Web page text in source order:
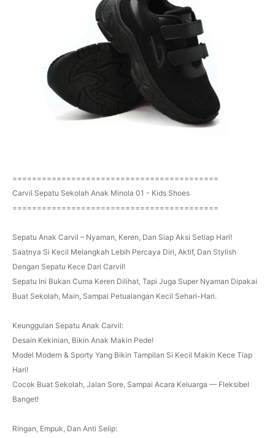
==========================================
Carvil Sepatu Sekolah Anak Minola 01 - Kids Shoes
==========================================
Sepatu Anak Carvil – Nyaman, Keren, Dan Siap Aksi Setiap Hari!
Saatnya Si Kecil Melangkah Lebih Percaya Diri, Aktif, Dan Stylish
Dengan Sepatu Kece Dari Carvil!
Sepatu Ini Bukan Cuma Keren Dilihat, Tapi Juga Super Nyaman Dipakai
Buat Sekolah, Main, Sampai Petualangan Kecil Sehari-Hari.
Keunggulan Sepatu Anak Carvil:
Desain Kekinian, Bikin Anak Makin Pede!
Model Modern & Sporty Yang Bikin Tampilan Si Kecil Makin Kece Tiap
Hari!
Cocok Buat Sekolah, Jalan Sore, Sampai Acara Keluarga — Fleksibel
Banget!
Ringan, Empuk, Dan Anti Selip: